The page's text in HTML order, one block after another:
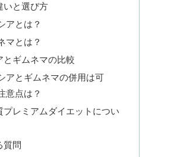
いと選び方
アとは？
マとは？
とギムネマの比較
アとギムネマの併用は可
意点は？
プレミアムダイエットについ
質問